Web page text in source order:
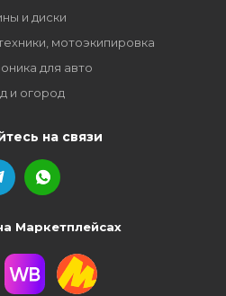
и диски
мотоэкипировка
для авто
и огород
на связи
Маркетплейсах